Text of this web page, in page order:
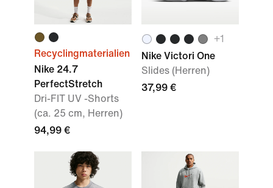
Recyclingmaterialien
Nike 24.7
PerfectStretch
Dri-FIT UV -Shorts
(ca. 25 cm, Herren)
94,99 €
+1
Nike Victori One
Slides (Herren)
37,99 €